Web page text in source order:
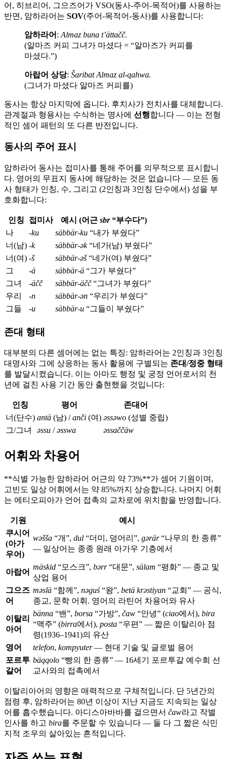
어, 히브리어, 그으즈어가 VSO(동사-주어-목적어)를 사용하는
반면, 암하라어는 SOV(주어-목적어-동사)를 사용합니다:
암하라어 : Almaz buna t’ättačč.
(알마즈 커피 그녀가 마셨다 = “알마즈가 커피를
마셨다.”)
아랍어 상당: Šaribat Almaz al-qahwa.
(그녀가 마셨다 알마즈 커피를)
동사는 항상 마지막에 옵니다. 후치사가 전치사를 대체합니다.
관계절과 형용사는 수식하는 명사에 선행합니다 — 이는 전형
적인 셈어 패턴의 또 다른 반전입니다.
동사의 주어 표시
암하라어 동사는 접미사를 통해 주어를 의무적으로 표시합니
다. 영어의 무표지 동사에 해당하는 것은 없습니다 — 모든 동
사 형태가 인칭, 수, 그리고 (2인칭과 3인칭 단수에서) 성을 부
호화합니다:
인칭 접미사 예시 (어근 sbr“부수다”)
나
-ku säbbär-ku “내가 부쉈다”
너(남) -k säbbär-ək“네가(남) 부쉈다”
너(여) -š säbbär-əš“네가(여) 부쉈다”
그
-ä säbbär-ä “그가 부쉈다”
그녀
-äčč säbbär-äčč“그녀가 부쉈다”
우리
-n säbbär-ən “우리가 부쉈다”
그들
-u säbbär-u “그들이 부쉈다”
존대 형태
대부분의 다른 셈어에는 없는 특징: 암하라어는 2인칭과 3인칭
대명사와 그에 상응하는 동사 활용에 구별되는 존대/정중 형태
를 발달시켰습니다. 이는 아마도 행정 및 궁정 언어로서의 천
년에 걸친 사용 기간 동안 출현했을 것입니다:
인칭 평어
존대어
너(단수) antä (남) /anči (여) əssəwo (성별 중립)
그/그녀
əssu /əsswa əssaččäw
어휘와 차용어
**식별 가능한 암하라어 어근의 약 73%**가 셈어 기원이며,
고빈도 일상 어휘에서는 약 85%까지 상승합니다. 나머지 어휘
는 에티오피아가 언어 접촉의 교차로에 위치함을 반영합니다.
기원
예시
쿠시어
(아가
우어)
wəšša “개”, dul “더미, 덩어리”, gərär“나무의 한 종류”
— 일상어는 종종 원래 아가우 기층에서
아랍어
mäskid “모스크”, bərr“대문”, sälam “평화” — 종교 및
상업 용어
그으즈
어
məslä “함께”, nəguś“왕”, betä krəstiyan “교회” — 공식,
종교, 문학 어휘. 영어의 라틴어 차용어와 유사
이탈리
아어
bänna “밴”, borsa “가방”, čaw “안녕” (ciao에서), bira
“맥주” (birra에서), posta “우편” — 짧은 이탈리아 점
령(1936–1941)의 유산
영어
telefon, kompyuter— 현대 기술 및 글로벌 용어
포르투
갈어
bäqqolo “빵의 한 종류” — 16세기 포르투갈 예수회 선
교사와의 접촉에서
이탈리아어의 영향은 매력적으로 구체적입니다. 단 5년간의
점령 후, 암하라어는 80년 이상이 지난 지금도 지속되는 일상
어를 흡수했습니다. 아디스아바바를 걸으면서 čaw라고 작별
인사를 하고 bira를 주문할 수 있습니다 — 둘 다 그 짧은 식민
지적 조우의 살아있는 흔적입니다.